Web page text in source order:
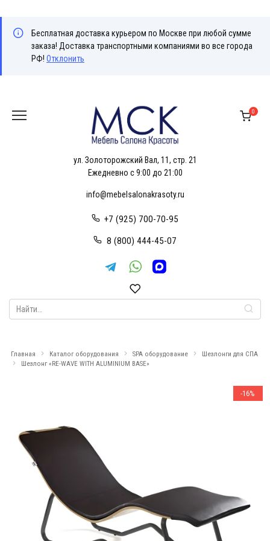
Бесплатная доставка курьером по Москве при любой сумме
заказа! Доставка транспортными компаниями во все города
РФ! Отклонить
содержанию
ул. Золоторожский Вал, 11, стр. 21
Ежедневно с 9:00 до 21:00
info@mebelsalonakrasoty.ru
+7 (925) 700-70-95
8 (800) 444-45-07
0
Search
for:
Главная Каталог оборудования SPA оборудование
Шезлонги для СПА
Шезлонг «RE-WAVE WITH ALUMINIUM BASE»
-16%